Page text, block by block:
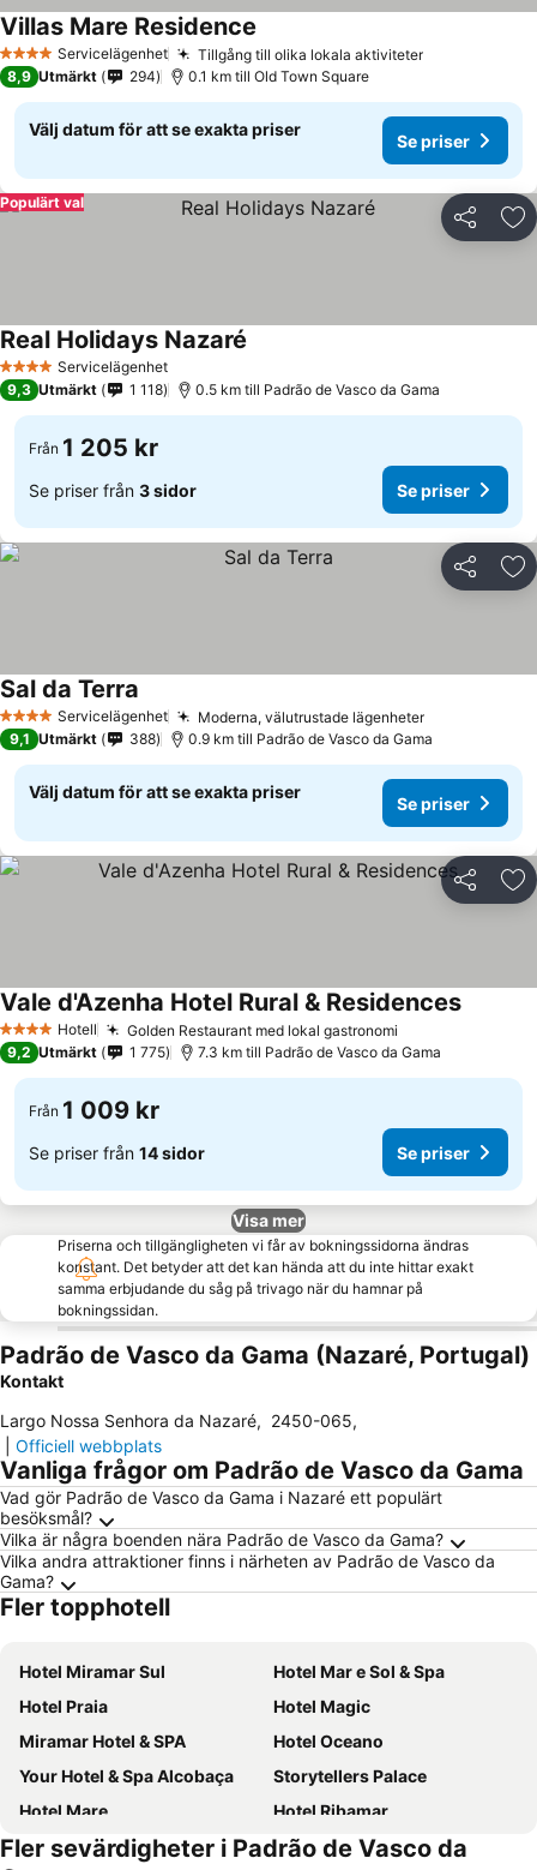
4 StjärnorServicelägenhet Tillgång till olika lokala aktiviteter
Villas Mare Residence
8,9 Utmärkt 294 0.1 km till Old Town Square
Välj datum för att se exakta priser
Se priser
Dela
Populärt val
4 StjärnorServicelägenhet
Real Holidays Nazaré
9,3 Utmärkt 1 118 0.5 km till Padrão de Vasco da Gama
Från 1 205 kr
Se priser från 3 sidor Se priser
Dela
4 StjärnorServicelägenhet Moderna, välutrustade lägenheter
Sal da Terra
9,1 Utmärkt 388 0.9 km till Padrão de Vasco da Gama
Välj datum för att se exakta priser
Se priser
Dela
4 StjärnorHotell Golden Restaurant med lokal gastronomi
Vale d'Azenha Hotel Rural & Residences
9,2 Utmärkt 1 775 7.3 km till Padrão de Vasco da Gama
Från 1 009 kr
Se priser från 14 sidor Se priser
Visa mer
Priserna och tillgängligheten vi får av bokningssidorna ändras
konstant. Det betyder att det kan hända att du inte hittar exakt
samma erbjudande du såg på trivago när du hamnar på
bokningssidan.
Padrão de Vasco da Gama (Nazaré, Portugal)
Kontakt
Largo Nossa Senhora da Nazaré, 2450-065,
Officiell webbplats
Vanliga frågor om Padrão de Vasco da Gama
Vad gör Padrão de Vasco da Gama i Nazaré ett populärt
besöksmål?
Vilka är några boenden nära Padrão de Vasco da Gama?
Vilka andra attraktioner finns i närheten av Padrão de Vasco da
Gama?
Fler topphotell
Hotel Miramar Sul
Hotel Mar e Sol & Spa
Hotel Praia
Hotel Magic
Miramar Hotel & SPA
Hotel Oceano
Your Hotel & Spa Alcobaça
Storytellers Palace
Hotel Mare
Hotel Ribamar
Hotel Santa Maria
Vale d'Azenha Hotel Rural & Residences
Fler sevärdigheter i Padrão de Vasco da